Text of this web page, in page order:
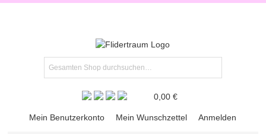
0,00 €
Mein Benutzerkonto Mein Wunschzettel Anmelden